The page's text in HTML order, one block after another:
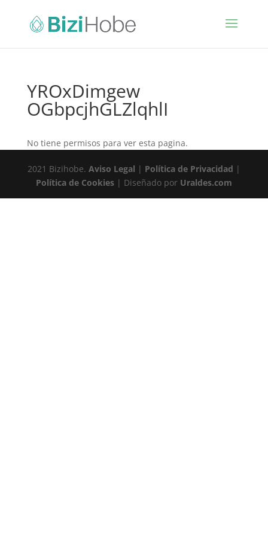
YROxDimgew
OGbpcjhGLZlqhlI
No tiene permisos para ver esta pagina.
2021 Bizihobe. Aviso Legal | Política de Privacidad |
Política de Cookies| Diseñado por Uraldes.com